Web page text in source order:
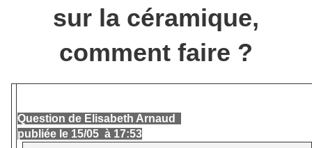
sur la céramique,
comment faire ?
Question de Elisabeth Arnaud
publiée le 15/05 à 17:53